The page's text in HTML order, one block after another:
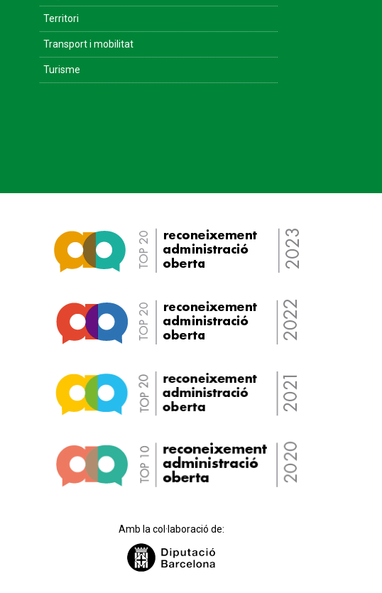
Territori
Transport i mobilitat
Turisme
Amb la col·laboració de: